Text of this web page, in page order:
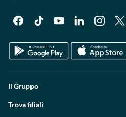
Il Gruppo
Trova filiali